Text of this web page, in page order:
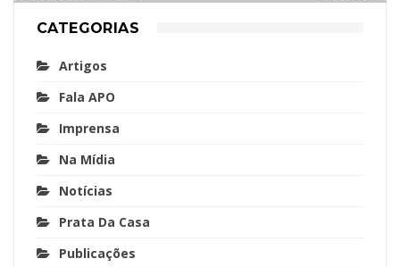
CATEGORIAS
Artigos
Fala APO
Imprensa
Na Mídia
Notícias
Prata Da Casa
Publicações